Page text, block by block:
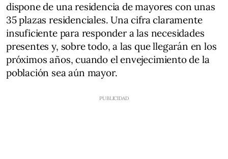
dispone de una residencia de mayores con unas
35 plazas residenciales. Una cifra claramente
insuficiente para responder a las necesidades
presentes y, sobre todo, a las que llegarán en los
próximos años, cuando el envejecimiento de la
población sea aún mayor.